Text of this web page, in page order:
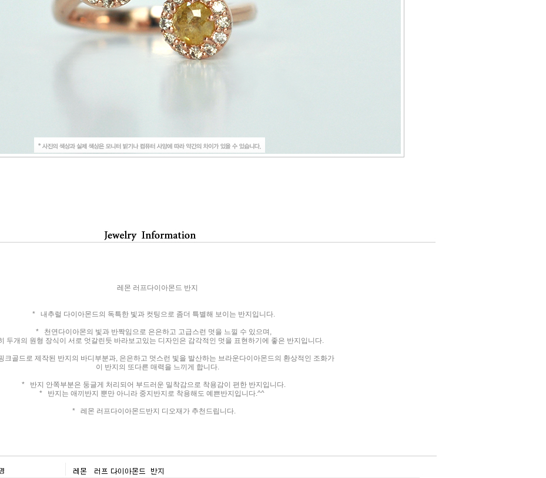
레몬 러프다이아몬드 반지
* 내추럴 다이아몬드의 독특한 빛과 컷팅으로 좀더 특별해 보이는 반지입니다.
* 천연다이아몬의 빛과 반짝임으로 은은하고 고급스런 멋을 느낄 수 있으며,
개의 원형 장식이 서로 엇갈린듯 바라보고있는 디자인은 감각적인 멋을 표현하기에 좋은 반지입니다.
골드로 제작된 반지의 바디부분과, 은은하고 멋스런 빛을 발산하는 브라운다이아몬드의 환상적인 조화가
이 반지의 또다른 매력을 느끼게 합니다.
* 반지 안쪽부분은 둥글게 처리되어 부드러운 밀착감으로 착용감이 편한 반지입니다.
* 반지는 애끼반지 뿐만 아니라 중지반지로 착용해도 예쁜반지입니다.^^
* 레몬 러프다이아몬드반지 디오재가 추천드립니다.